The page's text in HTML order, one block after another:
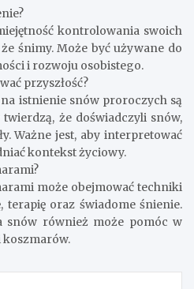
kontrolowania swoich
śnimy. Może być używane do
i rozwoju osobistego.
przyszłość?
istnienie snów proroczych są
że doświadczyli snów,
Ważne jest, aby interpretować
kontekst życiowy.
może obejmować techniki
terapię oraz świadome śnienie.
snów również może pomóc w